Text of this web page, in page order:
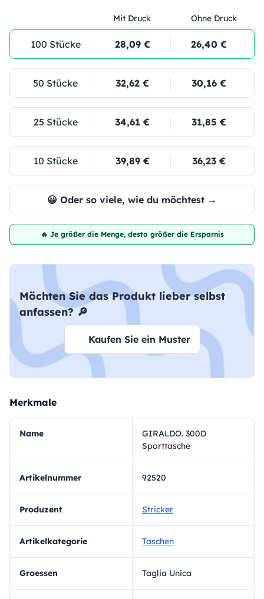
Mit Druck Ohne Druck
100 Stücke 28,09 € 26,40 €
50 Stücke 32,62 € 30,16 €
25 Stücke 34,61 € 31,85 €
10 Stücke 39,89 € 36,23 €
😀 Oder so viele, wie du möchtest →
🔥 Je größer die Menge, desto größer die Ersparnis
Möchten Sie das Produkt lieber selbst
anfassen? 🔎
Kaufen Sie ein Muster
Merkmale
Name
GIRALDO. 300D
Sporttasche
Artikelnummer 92520
Produzent Stricker
Artikelkategorie Taschen
Groessen Taglia Unica